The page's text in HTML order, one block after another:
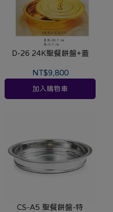
D-26 24K聖餐餅盤+蓋
NT$9,800
加入購物車
CS-A5 聖餐餅盤-特